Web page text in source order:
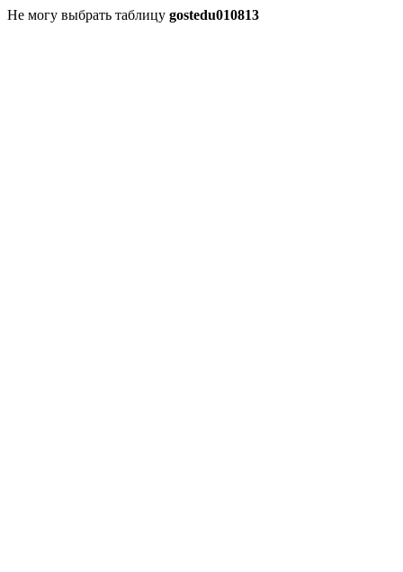
Не могу выбрать таблицу gostedu010813